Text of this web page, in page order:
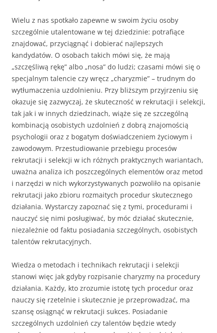
Wielu z nas spotkało zapewne w swoim życiu osoby
szczególnie uta­lentowane w tej dziedzinie: potrafiące
znajdować, przyciągnąć i dobierać najlepszych
kandydatów. O osobach takich mówi się, że mają
„szczęśliwą rękę” albo „nosa” do lu­dzi; czasami mówi się o
specjalnym talencie czy wręcz „charyzmie” – trudnym do
wytłu­maczenia uzdolnieniu. Przy bliższym przyjrzeniu się
okazuje się zazwyczaj, że skuteczność w rekrutacji i selekcji,
tak jak i w innych dziedzinach, wiąże się ze szczególną
kombinacją osobistych uzdolnień z dobrą znajomością
psychologii oraz z bogatym doświadczeniem życiowym i
zawodowym. Przestudiowanie przebiegu procesów
rekrutacji i selekcji w ich różnych praktycz­nych wariantach,
uważna analiza ich poszczególnych elementów oraz metod
i narzędzi w nich wykorzystywanych pozwoliło na opisanie
rekrutacji jako zbioru rozmaitych pro­cedur skutecznego
działania. Wystarczy zapoznać się z tymi, procedurami i
nauczyć się nimi posługiwać, by móc działać skutecznie,
niezależnie od faktu posiadania szczególnych, osobistych
talentów rekrutacyjnych.
Wiedza o metodach i technikach rekrutacji i selekcji
stanowi więc jak gdyby rozpisanie charyzmy na procedury
działania. Każdy, kto zrozumie istotę tych procedur oraz
nauczy się rzetelnie i skutecznie je przeprowadzać, ma
szansę osiągnąć w rekrutacji suk­ces. Posiadanie
szczególnych uzdolnień czy talentów będzie wtedy